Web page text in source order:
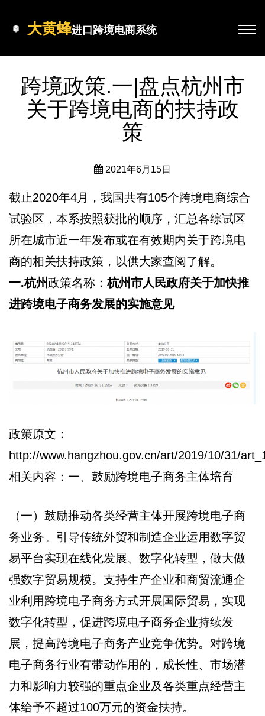
大黄蜂进口跨境电商系统
跨境政策.一|盘点杭州市
关于跨境电商的扶持政
策
2021年6月15日
截止2020年4月，我国共有105个跨境电商综合
试验区，本系按照获批的顺序，汇总各综试区
所在城市近一年发布或在有效期内关于跨境电
商的相关扶持政策，以供大家查阅了解。
一.杭州政策名称：杭州市人民政府关于加快推
进跨境电子商务发展的实施意见
政策原文：
http://www.hangzhou.gov.cn/art/2019/10/31/
相关内容：一、鼓励跨境电子商务主体培育
（一）鼓励推动各类经营主体开展跨境电子商
务业务。引导传统外贸和制造企业运用数字贸
易平台实现在线化发展、数字化转型，做大做
强数字贸易规模。支持生产企业和商贸流通企
业利用跨境电子商务方式开展国际贸易，实现
数字化转型，促进跨境电子商务企业持续发
展，提高跨境电子商务产业竞争优势。对跨境
电子商务行业有带动作用的，成长性、市场潜
力和影响力较强的重点企业及各类重点经营主
体给予不超过100万元的资金扶持。